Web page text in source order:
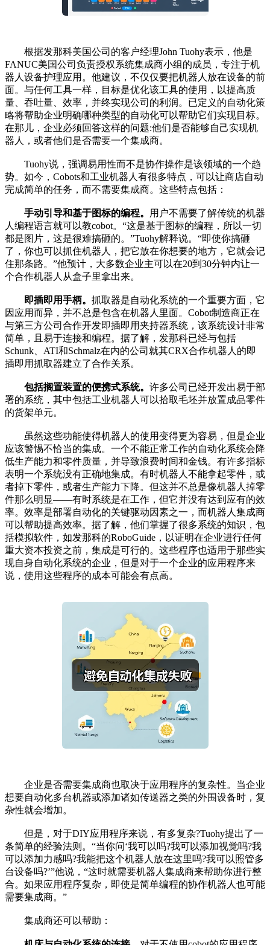
根据发那科美国公司的客户经理John Tuohy表示，他是
FANUC美国公司负责授权系统集成商小组的成员，专注于机
器人设备护理应用。他建议，不仅仅要把机器人放在设备的前
面。与任何工具一样，目标是优化该工具的使用，以提高质
量、吞吐量、效率，并终实现公司的利润。已定义的自动化策
略将帮助企业明确哪种类型的自动化可以帮助它们实现目标。
在那儿，企业必须回答这样的问题:他们是否能够自己实现机
器人，或者他们是否需要一个集成商。
Tuohy说，强调易用性而不是协作操作是该领域的一个趋
势。如今，Cobots和工业机器人有很多特点，可以让商店自动
完成简单的任务，而不需要集成商。这些特点包括：
手动引导和基于图标的编程。
用户不需要了解传统的机器
人编程语言就可以教cobot。“这是基于图标的编程，所以一切
都是图片，这是很难搞砸的。”Tuohy解释说。“即使你搞砸
了，你也可以抓住机器人，把它放在你想要的地方，它就会记
住那条路。”他预计，大多数企业主可以在20到30分钟内让一
个合作机器人从盒子里拿出来。
即插即用手柄。 抓取器是自动化系统的一个重要方面，它
因应用而异，并不总是包含在机器人里面。Cobot制造商正在
与第三方公司合作开发即插即用夹持器系统，该系统设计非常
简单，且易于连接和编程。据了解，发那科已经与包括
Schunk、ATI和Schmalz在内的公司就其CRX合作机器人的即
插即用抓取器建立了合作关系。
包括搁置装置的便携式系统。 许多公司已经开发出易于部
署的系统，其中包括工业机器人可以拾取毛坯并放置成品零件
的货架单元。
虽然这些功能使得机器人的使用变得更为容易，但是企业
应该警惕不恰当的集成。一个不能正常工作的自动化系统会降
低生产能力和零件质量，并导致浪费时间和金钱。有许多指标
表明一个系统没有正确地集成。有时机器人不能拿起零件，或
者掉下零件，或者生产能力下降。但这并不总是像机器人掉零
件那么明显——有时系统是在工作，但它并没有达到应有的效
率。效率是部署自动化的关键驱动因素之一，而机器人集成商
可以帮助提高效率。据了解，他们掌握了很多系统的知识，包
括模拟软件，如发那科的RoboGuide，以证明在企业进行任何
重大资本投资之前，集成是可行的。这些程序也适用于那些实
现自身自动化系统的企业，但是对于一个企业的应用程序来
说，使用这些程序的成本可能会有点高。
企业是否需要集成商也取决于应用程序的复杂性。当企业
想要自动化多台机器或添加诸如传送器之类的外围设备时，复
杂性就会增加。
但是，对于DIY应用程序来说，有多复杂?Tuohy提出了一
条简单的经验法则。“当你问‘我可以吗?我可以添加视觉吗?我
可以添加力感吗?我能把这个机器人放在这里吗?我可以照管多
台设备吗?’”他说，“这时就需要机器人集成商来帮助你进行整
合。如果应用程序复杂，即使是简单编程的协作机器人也可能
需要集成商。”
集成商还可以帮助：